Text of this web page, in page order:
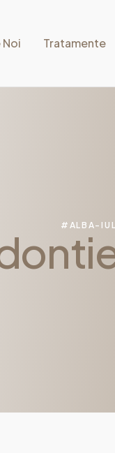
Noi Tratamente
#ALBA-